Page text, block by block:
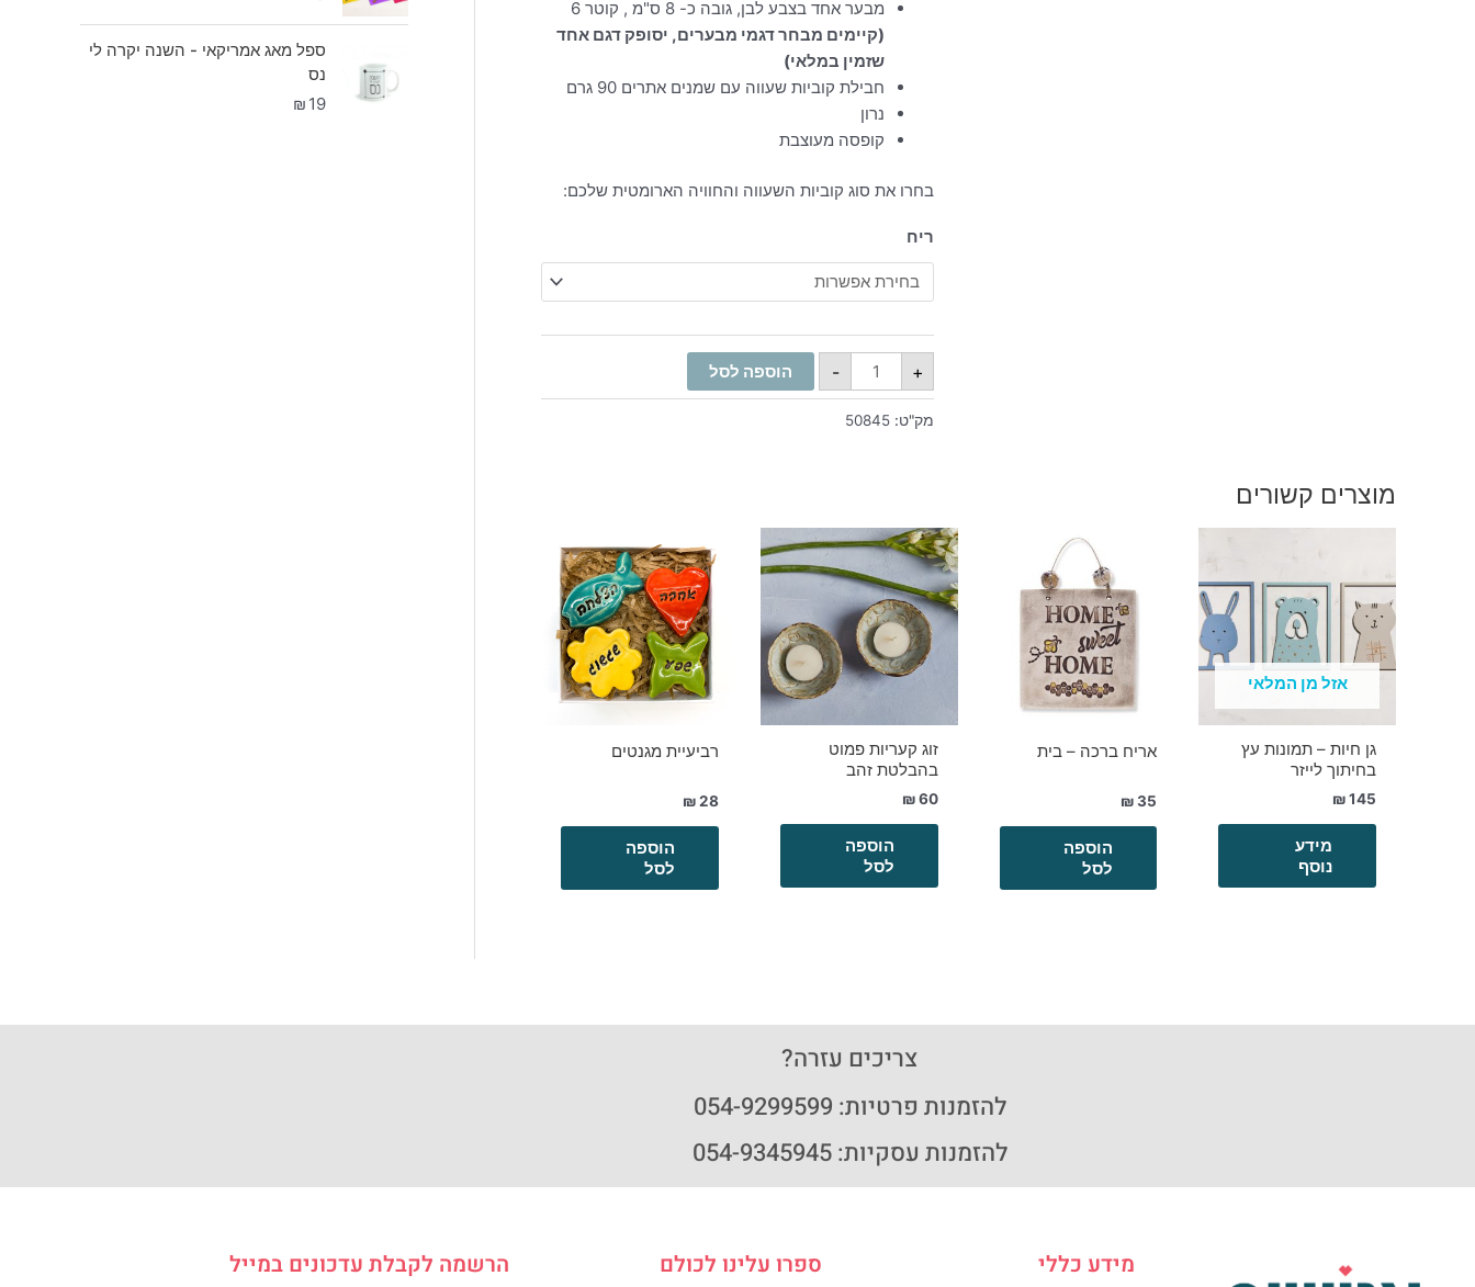
מבער אחד בצבע לבן, גובה כ- 8 ס"מ , קוטר 6
(קיימים מבחר דגמי מבערים, יסופק דגם אחד
שזמין במלאי)
חבילת קוביות שעווה עם שמנים אתרים 90 גרם
נרון
קופסה מעוצבת
בחרו את סוג קוביות השעווה והחוויה הארומטית שלכם:
ריח
- + הוספה לסל
מק"ט: 50845
מוצרים קשורים
אזל מן המלאי
גן חיות – תמונות עץ
בחיתוך לייזר
₪145
מידע
נוסף
אריח ברכה – בית
₪ 35
הוספה
לסל
זוג קעריות פמוט
בהבלטת זהב
₪60
הוספה
לסל
רביעיית מגנטים
₪28
הוספה
לסל
ספל מאג אמריקאי - השנה יקרה לי
נס
₪ 19
צריכים עזרה?
להזמנות פרטיות: 054-9299599
להזמנות עסקיות: 054-9345945
מידע כללי ספרו עלינו לכולם הרשמה לקבלת עדכונים במייל